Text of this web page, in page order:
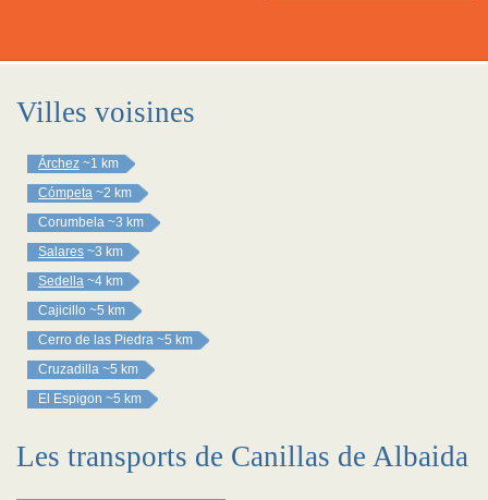
Villes voisines
Árchez ~1 km
Cómpeta ~2 km
Corumbela ~3 km
Salares ~3 km
Sedella ~4 km
Cajicillo ~5 km
Cerro de las Piedra ~5 km
Cruzadilla ~5 km
El Espigon ~5 km
Les transports de Canillas de Albaida